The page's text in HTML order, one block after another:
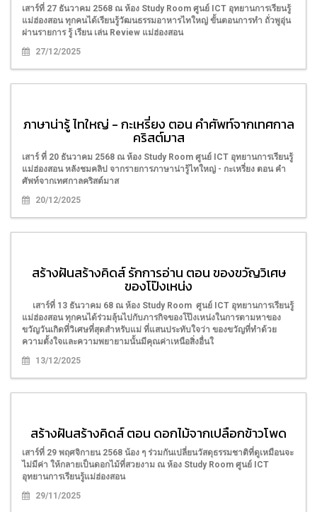
เสาร์ที่ 27 ธันวาคม 2568 ณ ห้อง Study Room ศูนย์ ICT อุทยานการเรียนรู้
แม่ฮ่องสอน ทุกคนได้เรียนรู้วัฒนธรรมอาหารไทใหญ่ ขั้นตอนการทำ ถั่วพูอุ่น
ผ่านรายการ รู้ เรียน เล่น Review แม่ฮ่องสอน
27/12/2025
ภาษาน่ารู้ ไทใหญ่ - กะเหรี่ยง ตอน คำศัพท์จากเทศกาล
คริสต์มาส
เสาร์ ที่ 20 ธันวาคม 2568 ณ ห้อง Study Room ศูนย์ ICT อุทยานการเรียนรู้
แม่ฮ่องสอน หลังชมคลิป จากรายการภาษาน่ารู้ไทใหญ่ - กะเหรี่ยง ตอน คำ
ศัพท์จากเทศกาลคริสต์มาส
20/12/2025
สร้างฝันสร้างคิดส์ รักการอ่าน ตอน ของขวัญวิเศษ
ของโป๊งเหน่ง
เสาร์ที่ 13 ธันวาคม 68 ณ ห้อง Study Room ศูนย์ ICT อุทยานการเรียนรู้
แม่ฮ่องสอน ทุกคนได้ร่วมลุ้นไปกับภารกิจของโป๊งเหน่งในการตามหาของ
ขวัญวันเกิดที่วิเศษที่สุดสำหรับแม่ ที่แสนประทับใจว่า ของขวัญที่ทำด้วย
ความตั้งใจและความพยายามนั้นมีคุณค่าเหนือสิ่งอื่นใ
13/12/2025
สร้างฝันสร้างคิดส์ ตอน ดอกไม้จากเปลือกข้าวโพด
เสาร์ที่ 29 พฤศจิกายน 2568 น้อง ๆ ร่วมกันเปลี่ยนวัสดุธรรมชาติที่ดูเหมือนจะ
ไม่มีค่า ให้กลายเป็นดอกไม้ที่สวยงาม ณ ห้อง Study Room ศูนย์ ICT
อุทยานการเรียนรู้แม่ฮ่องสอน
29/11/2025